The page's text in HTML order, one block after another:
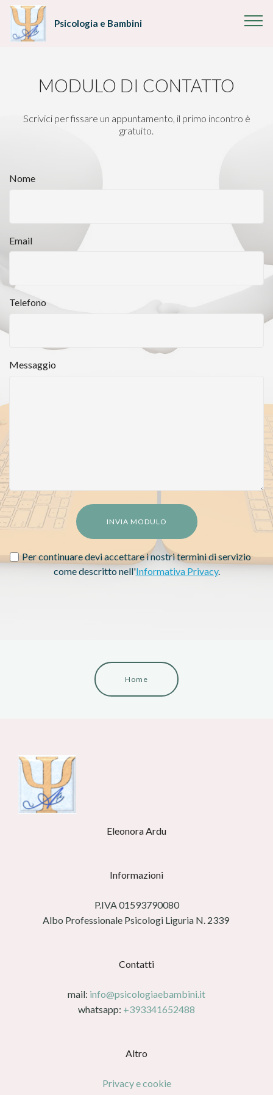
Psicologia e Bambini
MODULO DI CONTATTO
Scrivici per fissare un appuntamento, il primo incontro è
gratuito.
Nome
Email
Telefono
Messaggio
INVIA MODULO
Per continuare devi accettare i nostri termini di servizio
come descritto nell'Informativa Privacy.
Home
Eleonora Ardu
Informazioni
P.IVA 01593790080
Albo Professionale Psicologi Liguria N. 2339
Contatti
mail: info@psicologiaebambini.it
whatsapp: +393341652488
Altro
Privacy e cookie